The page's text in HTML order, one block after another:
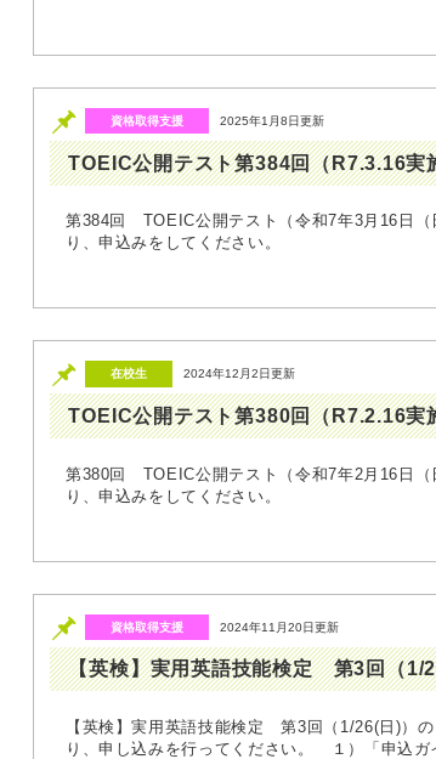
資格取得支援 2025年1月8日更新
TOEIC公開テスト第384回（R7.3.16実
第384回 TOEIC公開テスト（令和7年3月16日（
り、申込みをしてください
在校生 2024年12月2日更新
TOEIC公開テスト第380回（R7.2.16実
第380回 TOEIC公開テスト（令和7年2月16日（
り、申込みをしてください
資格取得支援 2024年11月20日更新
【英検】実用英語技能検定 第3回（1/
【英検】実用英語技能検定 第3回（1/26(日)）
り、申し込みを行ってください。 １）「申